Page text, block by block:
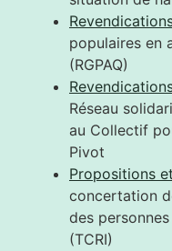
populaires en
(RGPAQ)
Réseau
au Collectif
Pivot
Propositions
concertation
des
(TCRI)